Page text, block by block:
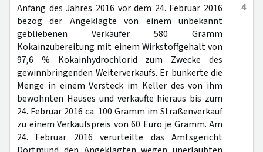
4
Anfang des Jahres 2016 vor dem 24. Februar 2016
bezog der Angeklagte von einem unbekannt
gebliebenen Verkäufer 580 Gramm
Kokainzubereitung mit einem Wirkstoffgehalt von
97,6 % Kokainhydrochlorid zum Zwecke des
gewinnbringenden Weiterverkaufs. Er bunkerte die
Menge in einem Versteck im Keller des von ihm
bewohnten Hauses und verkaufte hieraus bis zum
24. Februar 2016 ca. 100 Gramm im Straßenverkauf
zu einem Verkaufspreis von 60 Euro je Gramm. Am
24. Februar 2016 verurteilte das Amtsgericht